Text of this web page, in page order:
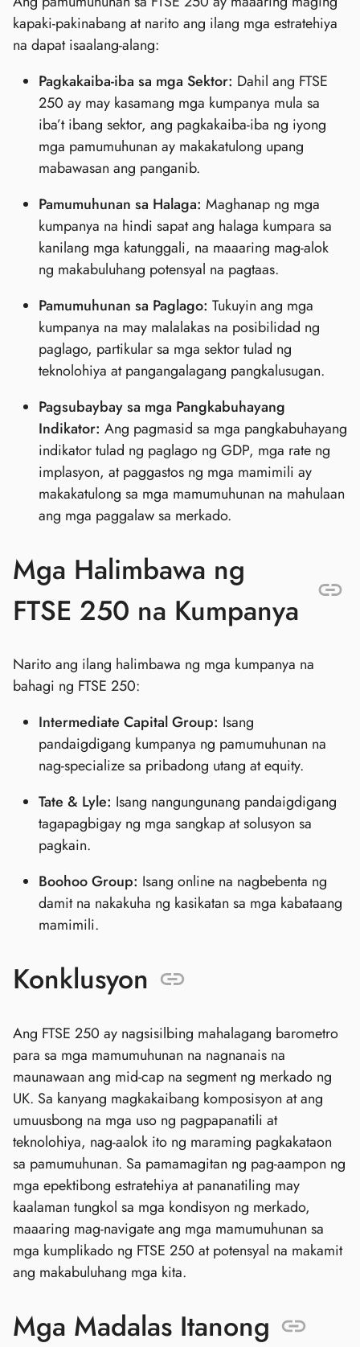
kapaki-pakinabang at narito ang ilang mga estratehiya
na dapat isaalang-alang:
Pagkakaiba-iba sa mga Sektor: Dahil ang FTSE
250 ay may kasamang mga kumpanya mula sa
iba’t ibang sektor, ang pagkakaiba-iba ng iyong
mga pamumuhunan ay makakatulong upang
mabawasan ang panganib.
Pamumuhunan sa Halaga: Maghanap ng mga
kumpanya na hindi sapat ang halaga kumpara sa
kanilang mga katunggali, na maaaring mag-alok
ng makabuluhang potensyal na pagtaas.
Pamumuhunan sa Paglago: Tukuyin ang mga
kumpanya na may malalakas na posibilidad ng
paglago, partikular sa mga sektor tulad ng
teknolohiya at pangangalagang pangkalusugan.
Pagsubaybay sa mga Pangkabuhayang
Indikator: Ang pagmasid sa mga pangkabuhayang
indikator tulad ng paglago ng GDP, mga rate ng
implasyon, at paggastos ng mga mamimili ay
makakatulong sa mga mamumuhunan na mahulaan
ang mga paggalaw sa merkado.
Mga Halimbawa ng
FTSE 250 na Kumpanya
Narito ang ilang halimbawa ng mga kumpanya na
bahagi ng FTSE 250:
Intermediate Capital Group: Isang
pandaigdigang kumpanya ng pamumuhunan na
nag-specialize sa pribadong utang at equity.
Tate & Lyle: Isang nangungunang pandaigdigang
tagapagbigay ng mga sangkap at solusyon sa
pagkain.
Boohoo Group: Isang online na nagbebenta ng
damit na nakakuha ng kasikatan sa mga kabataang
mamimili.
Konklusyon
Ang FTSE 250 ay nagsisilbing mahalagang barometro
para sa mga mamumuhunan na nagnanais na
maunawaan ang mid-cap na segment ng merkado ng
UK. Sa kanyang magkakaibang komposisyon at ang
umuusbong na mga uso ng pagpapanatili at
teknolohiya, nag-aalok ito ng maraming pagkakataon
sa pamumuhunan. Sa pamamagitan ng pag-aampon ng
mga epektibong estratehiya at pananatiling may
kaalaman tungkol sa mga kondisyon ng merkado,
maaaring mag-navigate ang mga mamumuhunan sa
mga kumplikado ng FTSE 250 at potensyal na makamit
ang makabuluhang mga kita.
Mga Madalas Itanong